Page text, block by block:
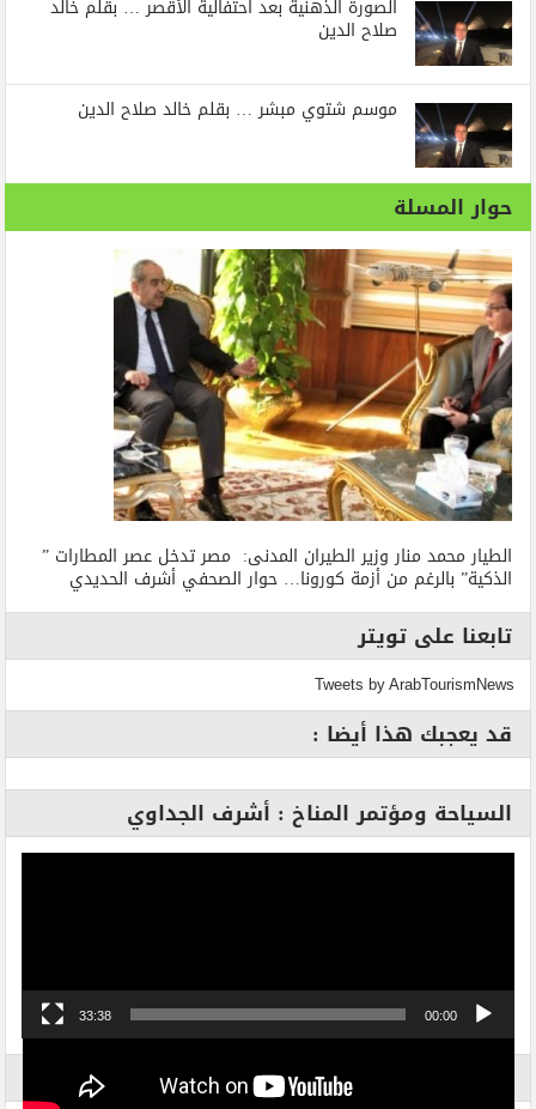
الصورة الذهنية بعد احتفالية الأقصر … بقلم خالد
صلاح الدين
موسم شتوي مبشر … بقلم خالد صلاح الدين
حوار المسلة
الطيار محمد منار وزير الطيران المدنى: مصر تدخل عصر المطارات ”
الذكية” بالرغم من أزمة كورونا… حوار الصحفي أشرف الحديدي
تابعنا على تويتر
Tweets by ArabTourismNews
قد يعجبك هذا أيضا :
السياحة ومؤتمر المناخ : أشرف الجداوي
00:00
33:38